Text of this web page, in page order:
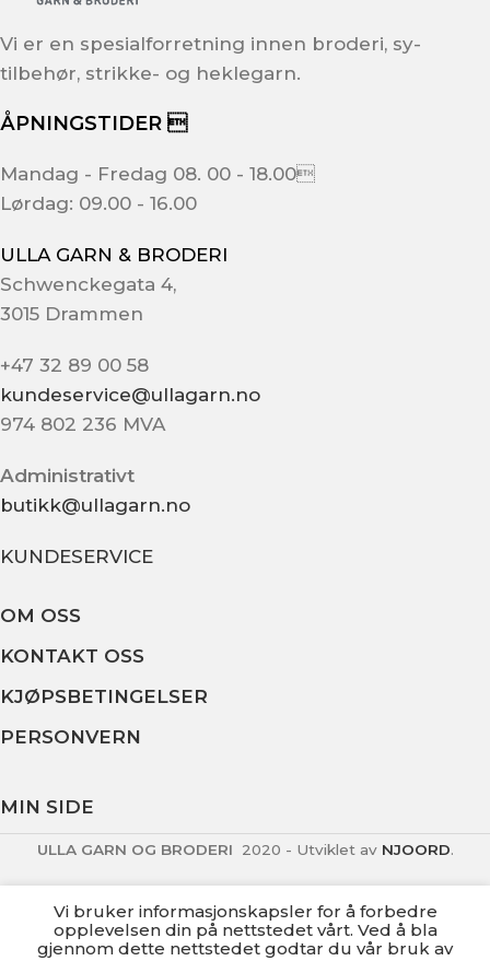
Vi er en spesialforretning innen broderi, sy-
tilbehør, strikke- og heklegarn.
ÅPNINGSTIDER 
Mandag - Fredag 08. 00 - 18.00
Lørdag: 09.00 - 16.00
ULLA GARN & BRODERI
Schwenckegata 4,
3015 Drammen
+47 32 89 00 58
kundeservice@ullagarn.no
974 802 236 MVA
Administrativt
butikk@ullagarn.no
KUNDESERVICE
OM OSS
KONTAKT OSS
KJØPSBETINGELSER
PERSONVERN
MIN SIDE
ULLA GARN OG BRODERI 2020 - Utviklet av NJOORD.
Vi bruker informasjonskapsler for å forbedre
opplevelsen din på nettstedet vårt. Ved å bla
gjennom dette nettstedet godtar du vår bruk av